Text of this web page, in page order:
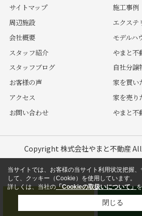
サイトマップ
周辺施設
会社概要
スタッフ紹介
スタッフブログ
お客様の声
アクセス
お問い合わせ
施工事例
エクステ
モデルハ
やまと不
自社分譲
家を買い
家を売り
やまと不
Copyright 株式会社やまと不動産
当サイトでは、お客様の当サイト利用状況把握
して、クッキー（Cookie）を使用しています。
詳しくは、当社の「Cookieの取扱いについて」
閉じる